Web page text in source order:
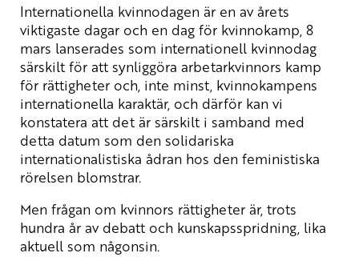
Internationella kvinnodagen är en av årets
viktigaste dagar och en dag för kvinnokamp, 8
mars lanserades som internationell kvinnodag
särskilt för att synliggöra arbetarkvinnors kamp
för rättigheter och, inte minst, kvinnokampens
internationella karaktär, och därför kan vi
konstatera att det är särskilt i samband med
detta datum som den solidariska
internationalistiska ådran hos den feministiska
rörelsen blomstrar.
Men frågan om kvinnors rättigheter är, trots
hundra år av debatt och kunskapsspridning, lika
aktuell som någonsin.